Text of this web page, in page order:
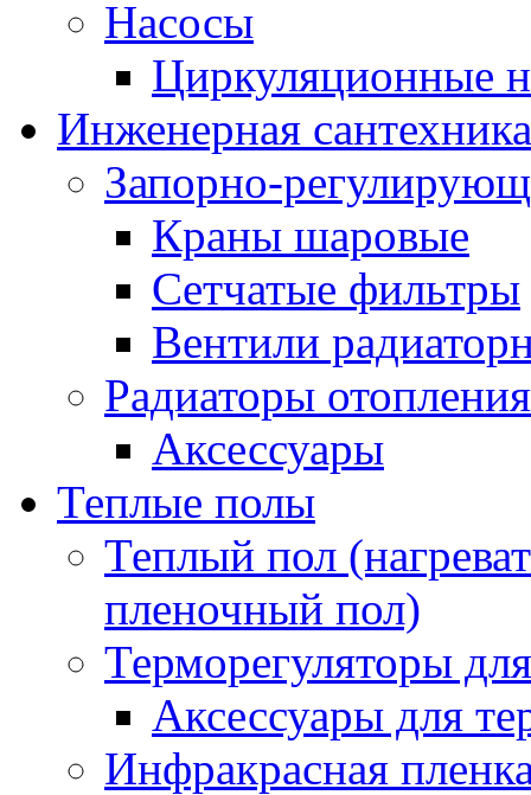
Насосы
Циркуляционные
Инженерная сантехника
Запорно-
Краны шаровые
Сетчатые фильтры
Вентили
Радиаторы отопления
Аксессуары
Теплые полы
Теплый пол
пленочный пол)
Терморегуляторы
Аксессуары для
Инфракрасная